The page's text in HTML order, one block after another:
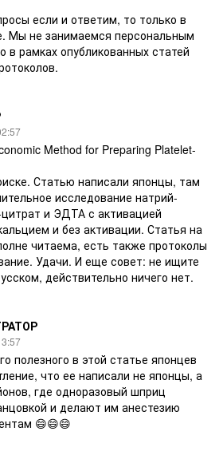
если и ответим, то только в
Мы не занимаемся персональным
в рамках опубликованных статей
Method for Preparing Platelet-
Статью написали японцы, там
исследование натрий-
цитрат и ЭДТА с активацией
и без активации. Статья на
читаема, есть также протоколы
Удачи. И еще совет: не ищите
действительно ничего нет.
полезного в этой статье японцев
что ее написали не японцы, а
где одноразовый шприц
и делают им анестезию
😄😄😄